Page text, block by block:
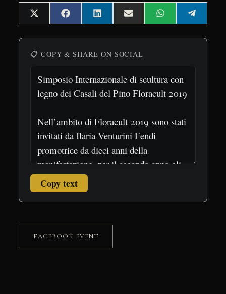
Share
on
X
(Twitter)
Share
on
FacebookShare
on
LinkedInShare
on
Email Share
on
WhatsAppShare
on
📋 COPY & SHARE ON SOCIAL
Copy text
FACEBOOK EVENT